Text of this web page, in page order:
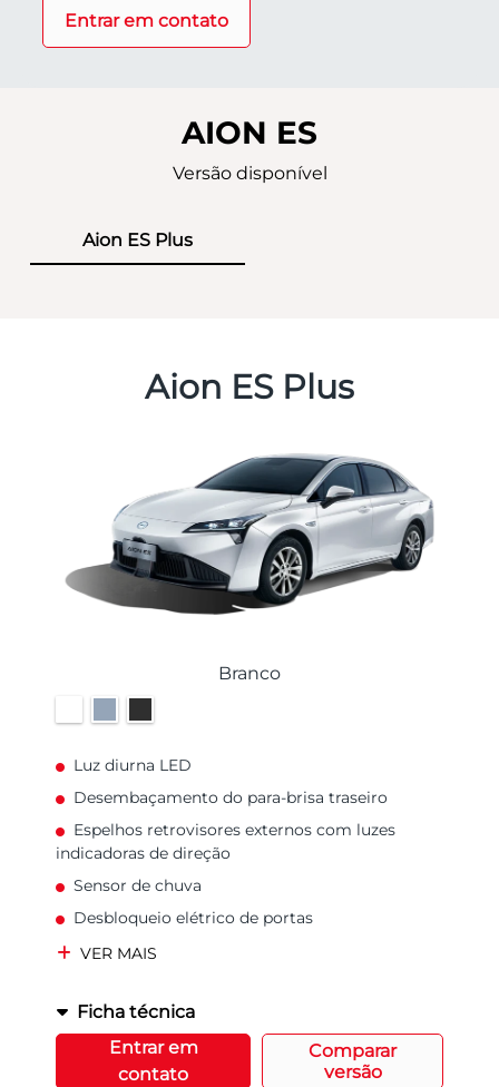
Entrar em contato
AION ES
Versão disponível
Aion ES Plus
Aion ES Plus
Branco
Luz diurna LED
Desembaçamento do para-brisa traseiro
Espelhos retrovisores externos com luzes
indicadoras de direção
Sensor de chuva
Desbloqueio elétrico de portas
VER MAIS
Ficha técnica
Entrar em
contato
Comparar
versão